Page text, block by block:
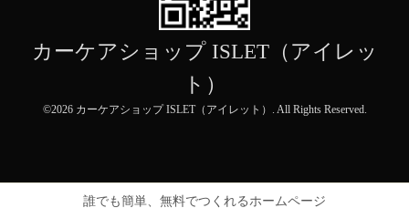
カーケアショップ ISLET（アイレッ
ト）
©2026 カーケアショップ ISLET（アイレット） . All Rights Reserved.
誰でも簡単、無料でつくれるホームページ